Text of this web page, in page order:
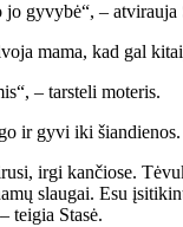
gy­vy­bė“, – at­vi­rau­ja
ma­ma, kad gal
– tars­te­li mo­te­ris.
ir gy­vi iki šian­die­nos.
ir­gi kan­čio­se.
slau­gai. Esu
tei­gia Sta­sė.